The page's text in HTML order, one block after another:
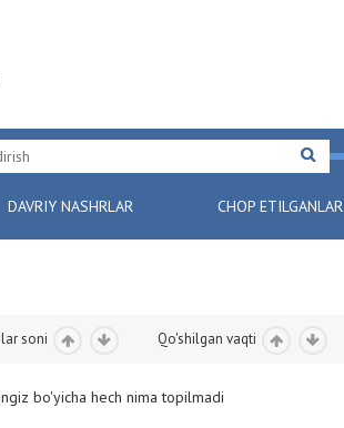
DAVRIY NASHRLAR CHOP ETILGANLAR
soni Qo'shilgan vaqti
bo'yicha hech nima topilmadi